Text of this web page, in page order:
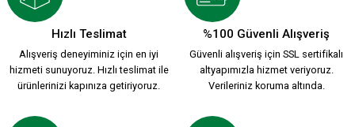
Hızlı Teslimat
Alışveriş deneyiminiz için en iyi
hizmeti sunuyoruz. Hızlı teslimat ile
ürünlerinizi kapınıza getiriyoruz.
%100 Güvenli Alışveriş
Güvenli alışveriş için SSL sertifikalı
altyapımızla hizmet veriyoruz.
Verileriniz koruma altında.